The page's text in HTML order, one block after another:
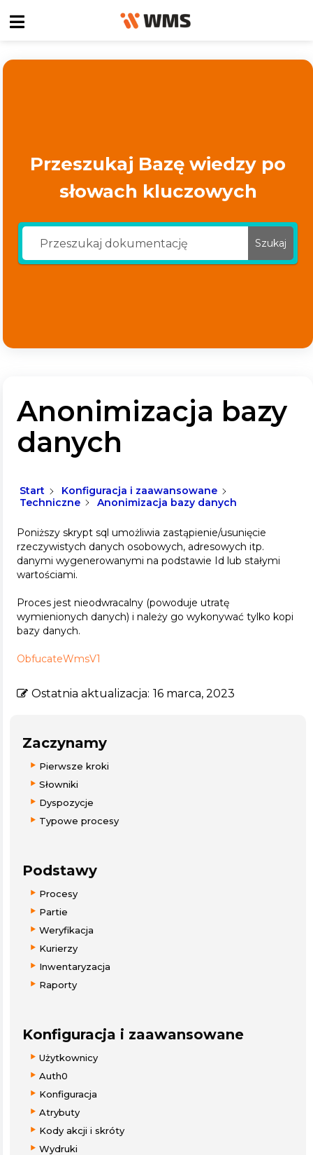
Przeszukaj Bazę wiedzy po
słowach kluczowych
Szukaj
Zaczynamy
Pierwsze kroki
Słowniki
Dyspozycje
Typowe procesy
Podstawy
Procesy
Partie
Weryfikacja
Kurierzy
Inwentaryzacja
Raporty
Konfiguracja i zaawansowane
Użytkownicy
Auth0
Konfiguracja
Atrybuty
Kody akcji i skróty
Wydruki
Anonimizacja bazy
danych
Start
Konfiguracja i zaawansowane
Techniczne
Anonimizacja bazy danych
Poniższy skrypt sql umożliwia zastąpienie/usunięcie
rzeczywistych danych osobowych, adresowych itp.
danymi wygenerowanymi na podstawie Id lub stałymi
wartościami.
Proces jest nieodwracalny (powoduje utratę
wymienionych danych) i należy go wykonywać tylko kopi
bazy danych.
ObfucateWmsV1
Ostatnia aktualizacja: 16 marca, 2023